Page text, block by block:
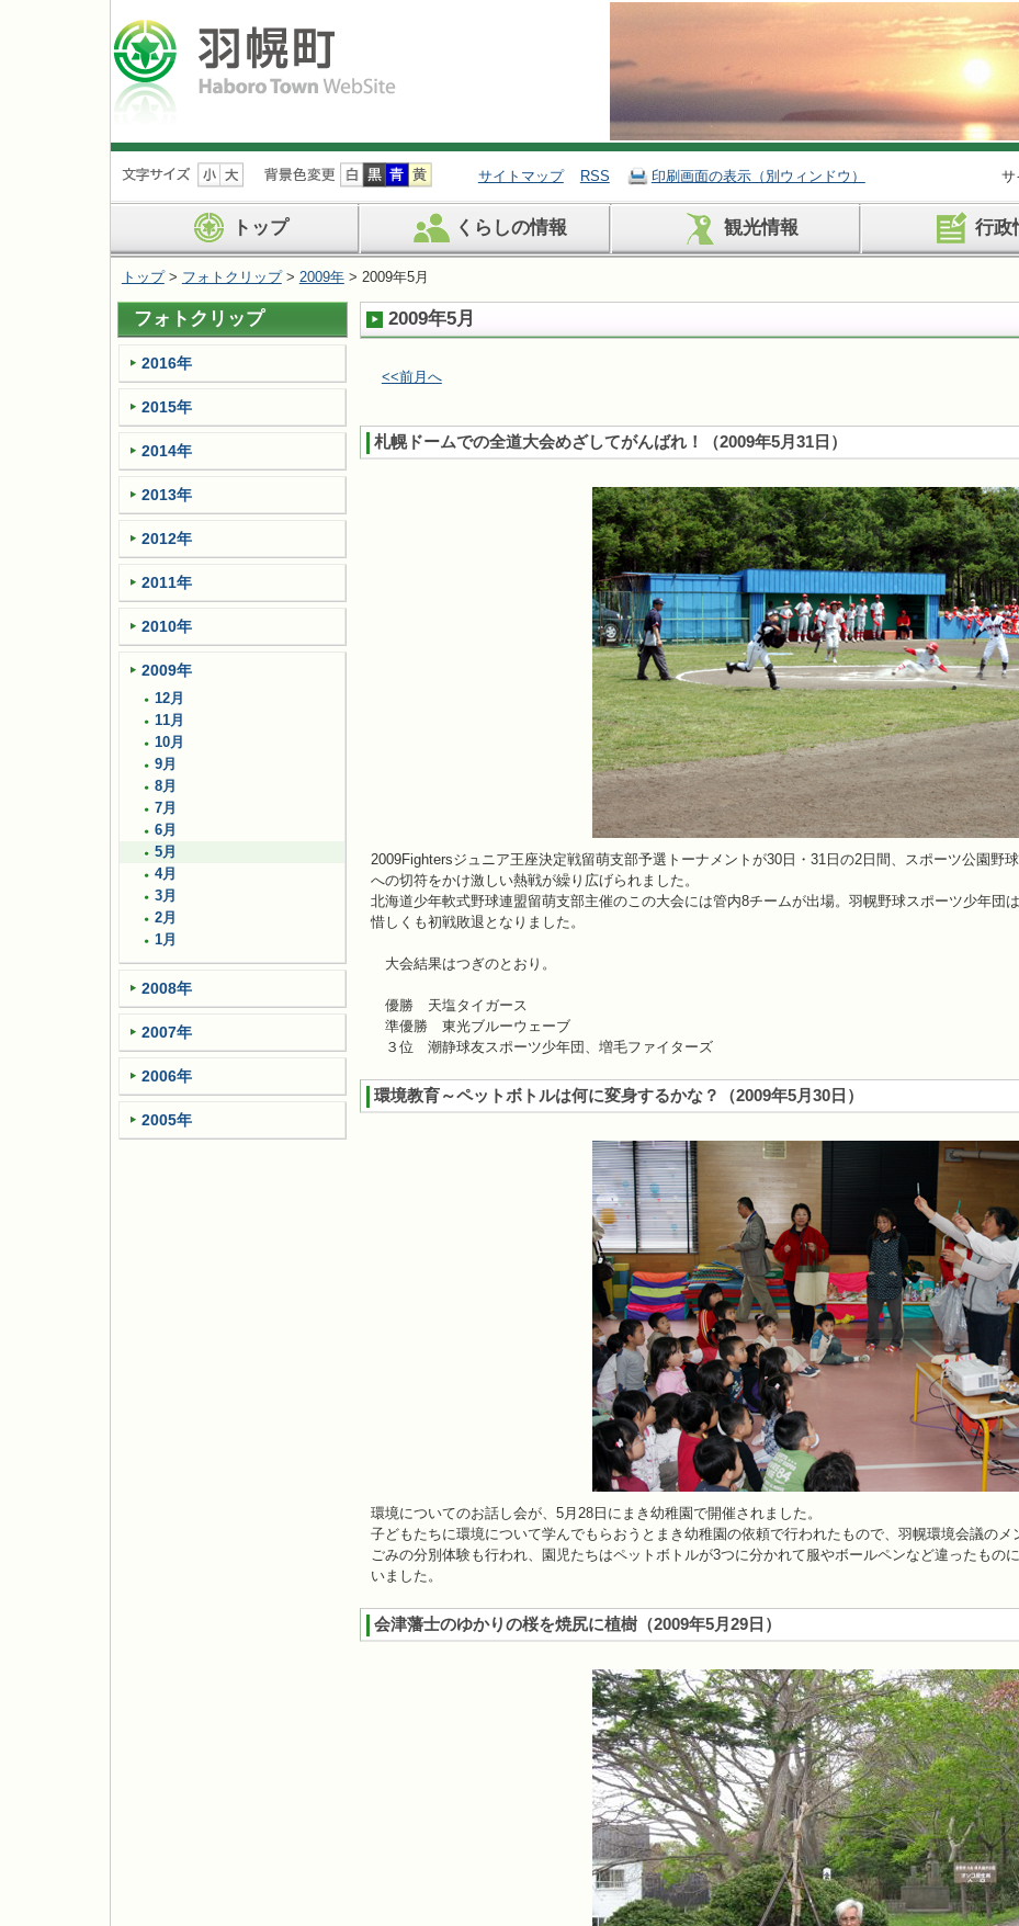
ナ
ビ
ョ
ン
を
飛
ば
す
サイトマップ RSS 印刷画面の表示（別ウィンドウ） サ
トップ くらしの情報 観光情報 行政
トップ> フォトクリップ> 2009年> 2009年5月
2009年5月
<<前月へ
札幌ドームでの全道大会めざしてがんばれ！ （2009年5月31日 ）
2009Fightersジュニア王座決定戦留萌支部予選トーナメントが30日・31日の2日間、スポーツ公園野
への切符をかけ激しい熱戦が繰り広げられました。
北海道少年軟式野球連盟留萌支部主催のこの大会には管内8チームが出場。羽幌野球スポーツ少年団
惜しくも初戦敗退となりました。
大会結果はつぎのとおり。
優勝 天塩タイガース
準優勝 東光ブルーウェーブ
３位 潮静球友スポーツ少年団、増毛ファイターズ
環境教育～ペットボトルは何に変身するかな？ （2009年5月30日 ）
環境についてのお話し会が、5月28日にまき幼稚園で開催されました。
子どもたちに環境について学んでもらおうとまき幼稚園の依頼で行われたもので、羽幌環境会議のメ
ごみの分別体験も行われ、園児たちはペットボトルが3つに分かれて服やボールペンなど違ったもの
いました。
会津藩士のゆかりの桜を焼尻に植樹（2009年5月29日 ）
フォトクリップ
2016年
2015年
2014年
2013年
2012年
2011年
2010年
2009年
12月
11月
10月
9月
8月
7月
6月
5月
4月
3月
2月
1月
2008年
2007年
2006年
2005年